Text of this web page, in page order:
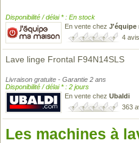
Disponibilité / délai * : En stock
En vente chez J'équipe
4
Lave linge Frontal F94N14SLS
Livraison gratuite - Garantie 2 ans
Disponibilité / délai * : 2 jours
En vente chez Ubaldi
363
Les machines à